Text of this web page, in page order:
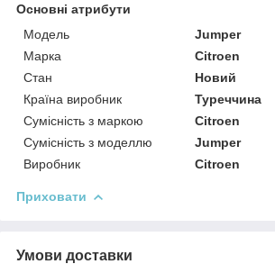
Основні атрибути
Модель
Jumper
Марка
Citroen
Стан
Новий
Країна виробник
Туреччина
Сумісність з маркою
Citroen
Сумісність з моделлю
Jumper
Виробник
Citroen
Приховати
Умови доставки